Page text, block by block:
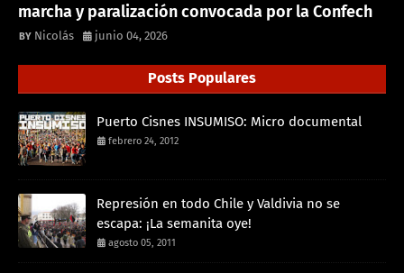
marcha y paralización convocada por la Confech
Nicolás junio 04, 2026
Posts Populares
Puerto Cisnes INSUMISO: Micro documental
febrero 24, 2012
Represión en todo Chile y Valdivia no se
escapa: ¡La semanita oye!
agosto 05, 2011